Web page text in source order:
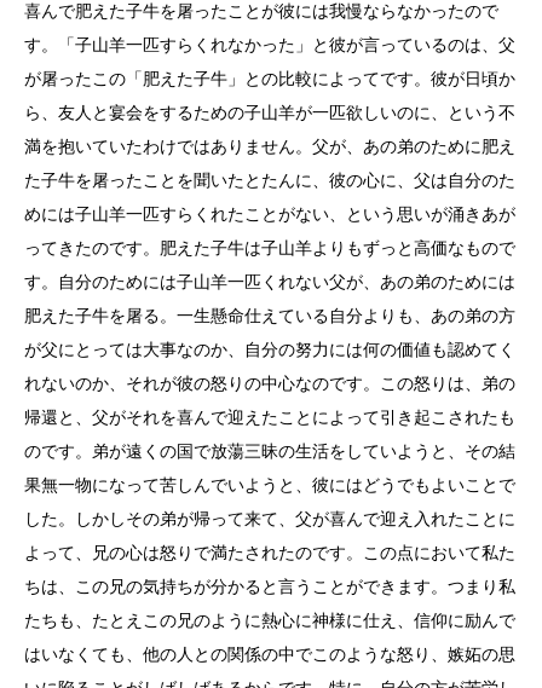
喜んで肥えた子牛を屠ったことが彼には我慢ならなかったので
す。「子山羊一匹すらくれなかった」と彼が言っているのは、父
が屠ったこの「肥えた子牛」との比較によってです。彼が日頃か
ら、友人と宴会をするための子山羊が一匹欲しいのに、という不
満を抱いていたわけではありません。父が、あの弟のために肥え
た子牛を屠ったことを聞いたとたんに、彼の心に、父は自分のた
めには子山羊一匹すらくれたことがない、という思いが涌きあが
ってきたのです。肥えた子牛は子山羊よりもずっと高価なもので
す。自分のためには子山羊一匹くれない父が、あの弟のためには
肥えた子牛を屠る。一生懸命仕えている自分よりも、あの弟の方
が父にとっては大事なのか、自分の努力には何の価値も認めてく
れないのか、それが彼の怒りの中心なのです。この怒りは、弟の
帰還と、父がそれを喜んで迎えたことによって引き起こされたも
のです。弟が遠くの国で放蕩三昧の生活をしていようと、その結
果無一物になって苦しんでいようと、彼にはどうでもよいことで
した。しかしその弟が帰って来て、父が喜んで迎え入れたことに
よって、兄の心は怒りで満たされたのです。この点において私た
ちは、この兄の気持ちが分かると言うことができます。つまり私
たちも、たとえこの兄のように熱心に神様に仕え、信仰に励んで
はいなくても、他の人との関係の中でこのような怒り、嫉妬の思